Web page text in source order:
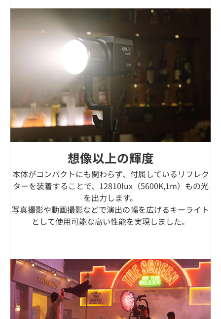
想像以上の輝度
本体がコンパクトにも関わらず、付属しているリフレク
ターを装着することで、12810lux（5600K,1m）もの光
を出力します。
写真撮影や動画撮影などで演出の幅を広げるキーライト
として使用可能な高い性能を実現しました。